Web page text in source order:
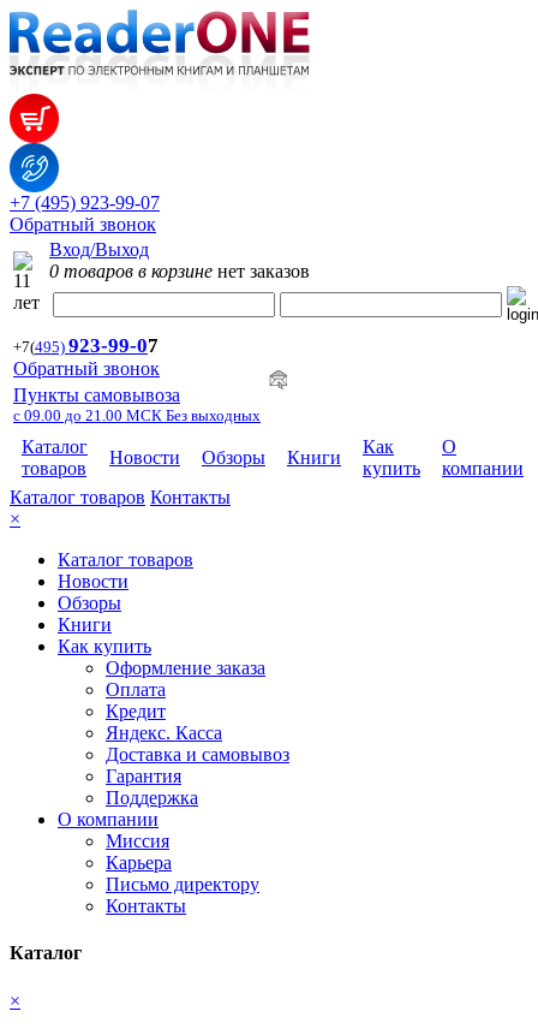
+7 (495) 923-99-07
Обратный звонок
Вход/Выход
0 товаров в корзине нет заказов
+7(495) 923-99-07
Обратный звонок
Пункты самовывоза
с 09.00 до 21.00 МСК Без выходных
Каталог
товаров
Новости Обзоры Книги
Как
купить
О
компании
Каталог товаров Контакты
×
Каталог товаров
Новости
Обзоры
Книги
Как купить
Оформление заказа
Оплата
Кредит
Яндекс. Касса
Доставка и самовывоз
Гарантия
Поддержка
О компании
Миссия
Карьера
Письмо директору
Контакты
Каталог
×